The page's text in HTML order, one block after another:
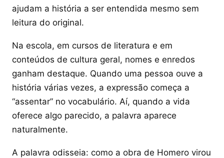
ajudam a história a ser entendida mesmo sem
leitura do original.
Na escola, em cursos de literatura e em
conteúdos de cultura geral, nomes e enredos
ganham destaque. Quando uma pessoa ouve a
história várias vezes, a expressão começa a
“assentar” no vocabulário. Aí, quando a vida
oferece algo parecido, a palavra aparece
naturalmente.
A palavra odisseia: como a obra de Homero virou